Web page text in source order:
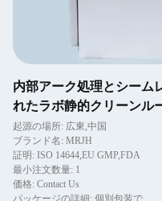
内部アーク処理とシーム
れたラボ静的クリーンル
起源の場所: 広東,中国
ブランド名: MRJH
証明: ISO 14644,EU GMP,FDA
最小注文数量: 1
価格: Contact Us
パッケージの詳細: 個別包装で